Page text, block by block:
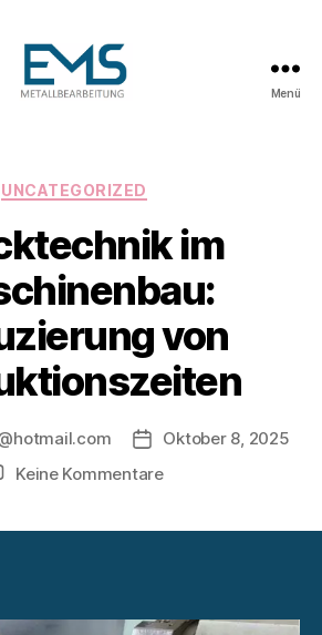
Menü
Kategorien
UNCATEGORIZED
im
von
Oktober 8, 2025
Keine Kommentarezu
Produktionszeiten